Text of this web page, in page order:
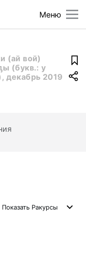
Меню
(ай вой)
(букв.: у
декабрь 2019
Показать Ракурсы